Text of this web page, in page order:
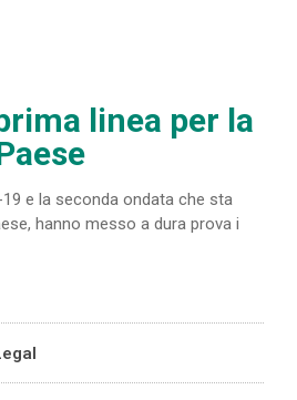
linea per la
e la seconda ondata che sta
hanno messo a dura prova i